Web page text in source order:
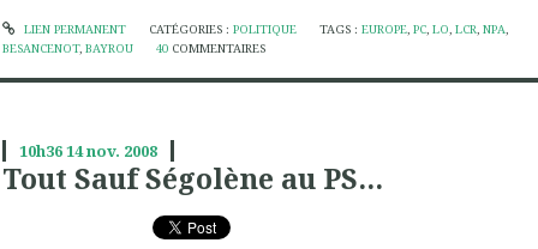
LIEN PERMANENT CATÉGORIES : POLITIQUE TAGS :EUROPE ,PC ,LO ,LCR ,NPA
BESANCENOT, BAYROU 40 COMMENTAIRES
10h3614nov. 2008
Tout Sauf Ségolène au PS...